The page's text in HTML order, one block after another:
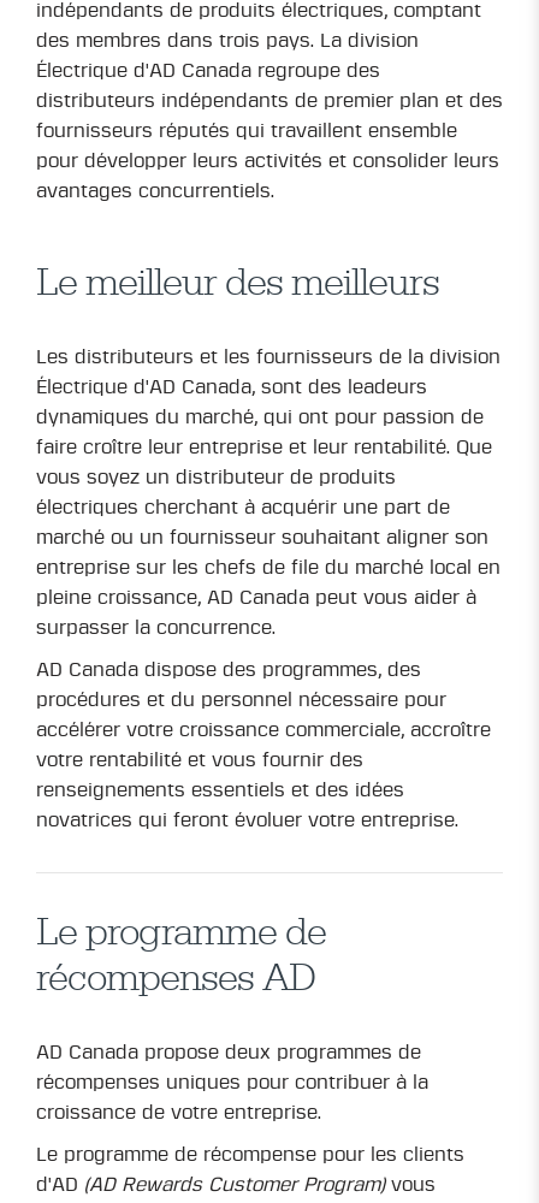
indépendants de produits électriques, comptant
des membres dans trois pays. La division
Électrique d'AD Canada regroupe des
distributeurs indépendants de premier plan et des
fournisseurs réputés qui travaillent ensemble
pour développer leurs activités et consolider leurs
avantages concurrentiels.
Le meilleur des meilleurs
Les distributeurs et les fournisseurs de la division
Électrique d'AD Canada, sont des leadeurs
dynamiques du marché, qui ont pour passion de
faire croître leur entreprise et leur rentabilité. Que
vous soyez un distributeur de produits
électriques cherchant à acquérir une part de
marché ou un fournisseur souhaitant aligner son
entreprise sur les chefs de file du marché local en
pleine croissance, AD Canada peut vous aider à
surpasser la concurrence.
AD Canada dispose des programmes, des
procédures et du personnel nécessaire pour
accélérer votre croissance commerciale, accroître
votre rentabilité et vous fournir des
renseignements essentiels et des idées
novatrices qui feront évoluer votre entreprise.
Le programme de
récompenses AD
AD Canada propose deux programmes de
récompenses uniques pour contribuer à la
croissance de votre entreprise.
Le programme de récompense pour les clients
d'AD (AD Rewards Customer Program)vous